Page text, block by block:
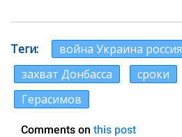
Теги
война Украина россия
захват Донбасса
сроки
Герасимов